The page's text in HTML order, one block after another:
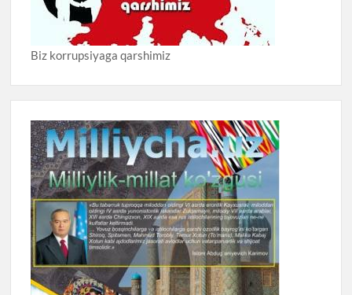
Biz korrupsiyaga qarshimiz